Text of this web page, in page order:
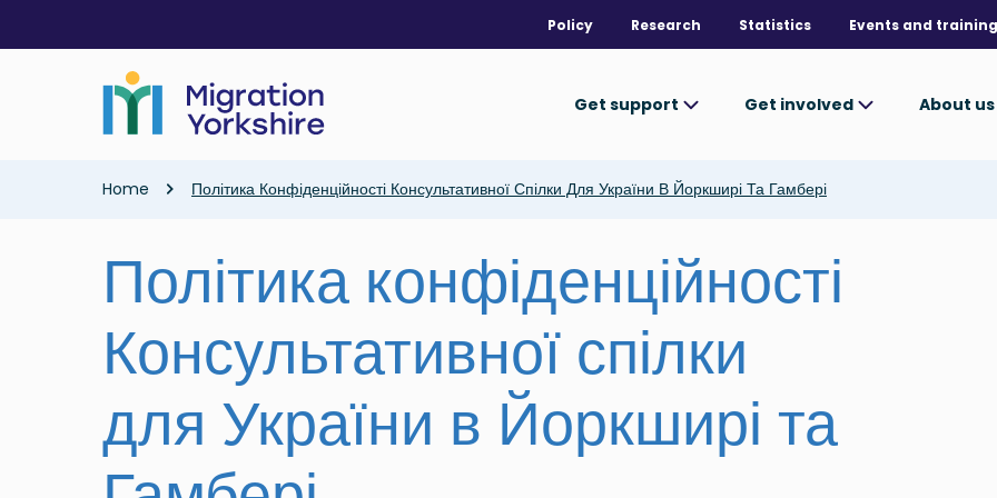
main
Policy Research Statistics Events and training
Get support Get involved About us
Breadcrumb
Home Політика Конфіденційності Консультативної Спілки Для України В Йоркширі Та Гамбері
Політика конфіденційності
Консультативної спілки
для України в Йоркширі та